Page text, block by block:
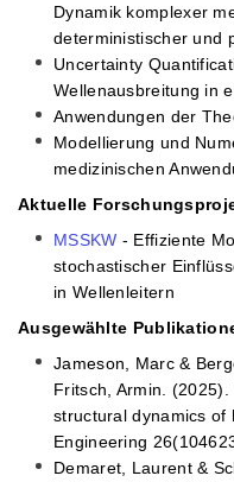
Dynamik komplexer
deterministischer und
Uncertainty
Wellenausbreitung in
Anwendungen der
Modellierung und
medizinischen
Aktuelle
MSSKW - Effiziente
stochastischer
in Wellenleitern
Ausgewählte
Jameson, Marc &
Fritsch, Armin.
structural dynamics of
Engineering
Demaret, Laurent &